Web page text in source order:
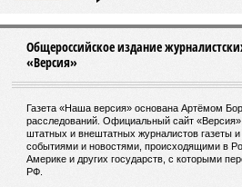
Общероссийское издание
«Версия»
Газета «Наша версия» основана Артёмом
расследований. Официальный сайт
штатных и внештатных журналистов газеты и
событиями и новостями, происходящими в
Америке и других государств, с которыми
РФ.